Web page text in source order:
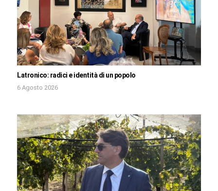
Latronico: radici e identità di un popolo
6 Agosto 2026